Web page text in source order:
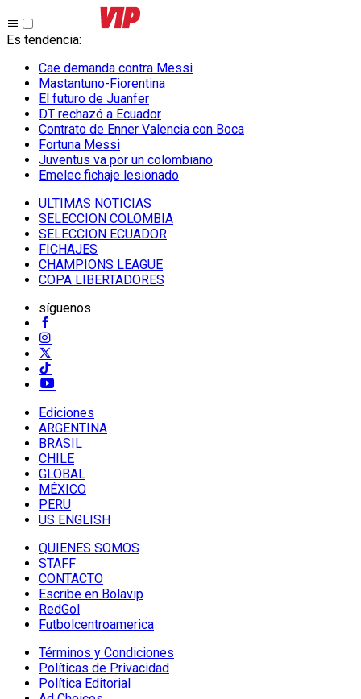
Es tendencia:
Cae demanda contra Messi
Mastantuno-Fiorentina
El futuro de Juanfer
DT rechazó a Ecuador
Contrato de Enner Valencia con Boca
Fortuna Messi
Juventus va por un colombiano
Emelec fichaje lesionado
ULTIMAS NOTICIAS
SELECCION COLOMBIA
SELECCION ECUADOR
FICHAJES
CHAMPIONS LEAGUE
COPA LIBERTADORES
síguenos
Ediciones
ARGENTINA
BRASIL
CHILE
GLOBAL
MÉXICO
PERU
US ENGLISH
QUIENES SOMOS
STAFF
CONTACTO
Escribe en Bolavip
RedGol
Futbolcentroamerica
Términos y Condiciones
Políticas de Privacidad
Política Editorial